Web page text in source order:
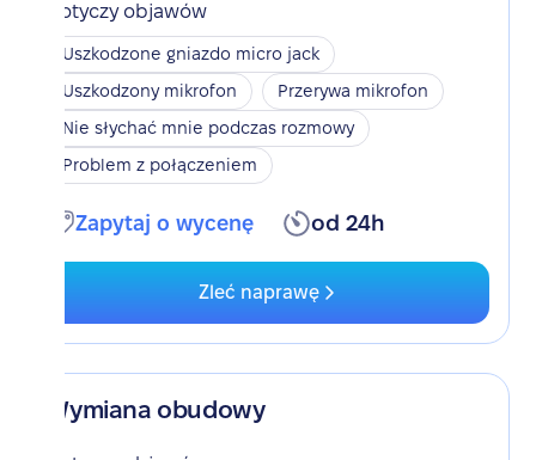
Dotyczy objawów
Uszkodzone gniazdo micro jack
Uszkodzony mikrofon
Przerywa mikrofon
Nie słychać mnie podczas rozmowy
Problem z połączeniem
Zapytaj o wycenę od 24h
Zleć naprawę
Wymiana obudowy